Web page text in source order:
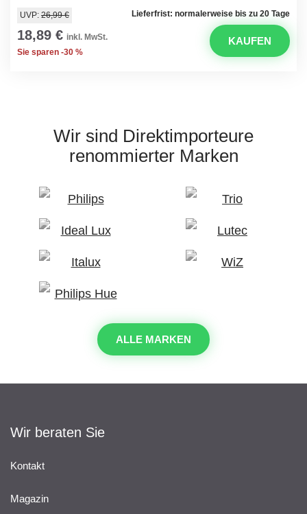
Lieferfrist: normalerweise bis zu 20 Tage
UVP: 26,99 €
18,89 € inkl. MwSt.
Sie sparen -30 %
KAUFEN
Wir sind Direktimporteure
renommierter Marken
ALLE MARKEN
Wir beraten Sie
Kontakt
Magazin